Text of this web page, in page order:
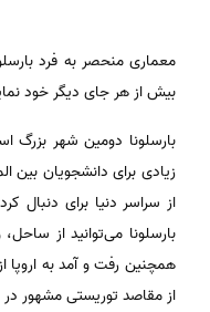
معماری منحصر به فرد
بیش از هر جای دیگر خود
بارسلونا دومین شهر بزرگ
زیادی برای دانشجویان بین
از سراسر دنیا برای دنبال
بارسلونا می‌توانید از
همچنین رفت و آمد به اروپا